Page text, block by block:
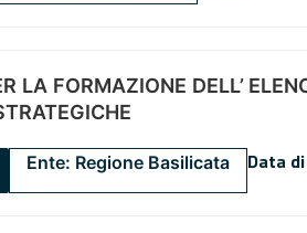
LA FORMAZIONE DELL’
Ente: Regione Basilicata Data